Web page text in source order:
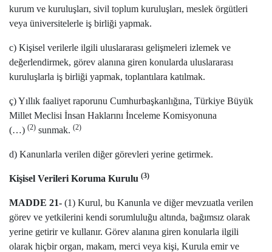
kurum ve kuruluşları, sivil toplum kuruluşları, meslek örgütleri
veya üniversitelerle iş birliği yapmak.
c) Kişisel verilerle ilgili uluslararası gelişmeleri izlemek ve
değerlendirmek, görev alanına giren konularda uluslararası
kuruluşlarla iş birliği yapmak, toplantılara katılmak.
ç) Yıllık faaliyet raporunu Cumhurbaşkanlığına, Türkiye Büyük
Millet Meclisi İnsan Haklarını İnceleme Komisyonuna
(…) (2) sunmak. (2)
d) Kanunlarla verilen diğer görevleri yerine getirmek.
Kişisel Verileri Koruma Kurulu (3)
MADDE 21- (1) Kurul, bu Kanunla ve diğer mevzuatla verilen
görev ve yetkilerini kendi sorumluluğu altında, bağımsız olarak
yerine getirir ve kullanır. Görev alanına giren konularla ilgili
olarak hiçbir organ, makam, merci veya kişi, Kurula emir ve